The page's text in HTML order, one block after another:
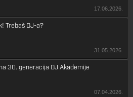
17.06.2026.
Trebaš DJ-a?
31.05.2026.
30. generacija DJ Akademije
07.04.2026.